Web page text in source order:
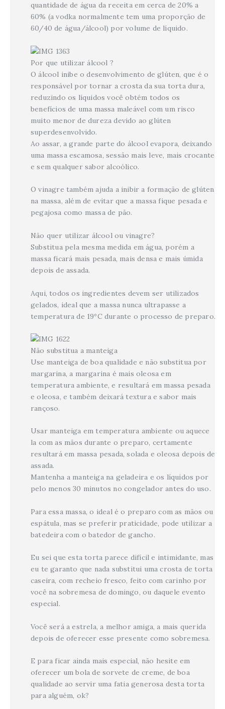
quantidade de água da receita em cerca de 20% a
60% (a vodka normalmente tem uma proporção de
60/40 de água/álcool) por volume de líquido.
Por que utilizar álcool ?
O álcool inibe o desenvolvimento de glúten, que é o
responsável por tornar a crosta da sua torta dura,
reduzindo os líquidos você obtém todos os
benefícios de uma massa maleável com um risco
muito menor de dureza devido ao glúten
superdesenvolvido.
Ao assar, a grande parte do álcool evapora, deixando
uma massa escamosa, sessão mais leve, mais crocante
e sem qualquer sabor alcoólico.
O vinagre também ajuda a inibir a formação de glúten
na massa, além de evitar que a massa fique pesada e
pegajosa como massa de pão.
Não quer utilizar álcool ou vinagre?
Substitua pela mesma medida em água, porém a
massa ficará mais pesada, mais densa e mais úmida
depois de assada.
Aqui, todos os ingredientes devem ser utilizados
gelados, ideal que a massa nunca ultrapasse a
temperatura de 19ºC durante o processo de preparo.
Não substitua a manteiga
Use manteiga de boa qualidade e não substitua por
margarina, a margarina é mais oleosa em
temperatura ambiente, e resultará em massa pesada
e oleosa, e também deixará textura e sabor mais
rançoso.
Usar manteiga em temperatura ambiente ou aquece
la com as mãos durante o preparo, certamente
resultará em massa pesada, solada e oleosa depois de
assada.
Mantenha a manteiga na geladeira e os líquidos por
pelo menos 30 minutos no congelador antes do uso.
Para essa massa, o ideal é o preparo com as mãos ou
espátula, mas se preferir praticidade, pode utilizar a
batedeira com o batedor de gancho.
Eu sei que esta torta parece difícil e intimidante, mas
eu te garanto que nada substitui uma crosta de torta
caseira, com recheio fresco, feito com carinho por
você na sobremesa de domingo, ou daquele evento
especial.
Você será a estrela, a melhor amiga, a mais querida
depois de oferecer esse presente como sobremesa.
E para ficar ainda mais especial, não hesite em
oferecer um bola de sorvete de creme, de boa
qualidade ao servir uma fatia generosa desta torta
para alguém, ok?